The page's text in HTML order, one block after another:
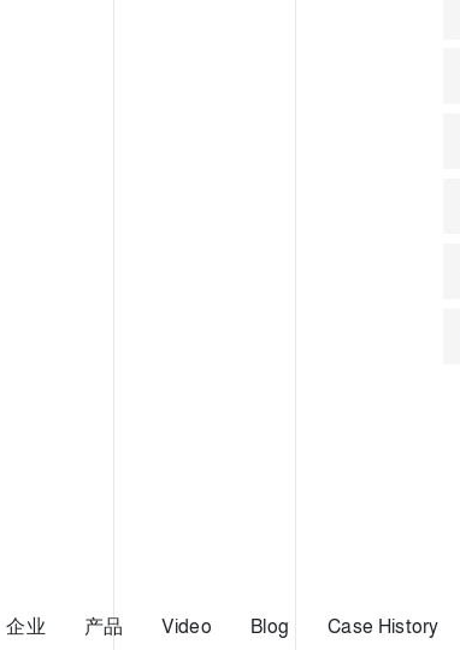
企业 产品 Video Blog Case History